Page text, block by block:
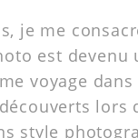
je me
est devenu
voyage dans
lors
style